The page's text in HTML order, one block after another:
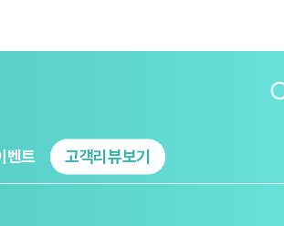
벤트 고객리뷰보기